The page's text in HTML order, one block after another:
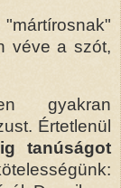
véve a szót,
gyakran
Értetlenül
tanúságot